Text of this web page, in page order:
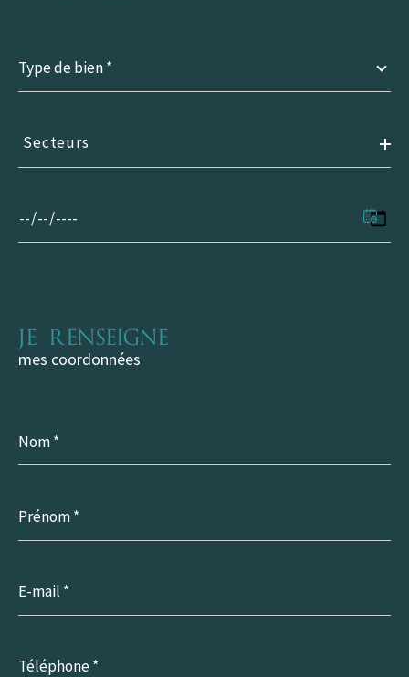
de
bien
*
Type de bien *
Secteurs
de
disponibilité
Je renseigne
mes coordonnées
*
*
mail
*
*